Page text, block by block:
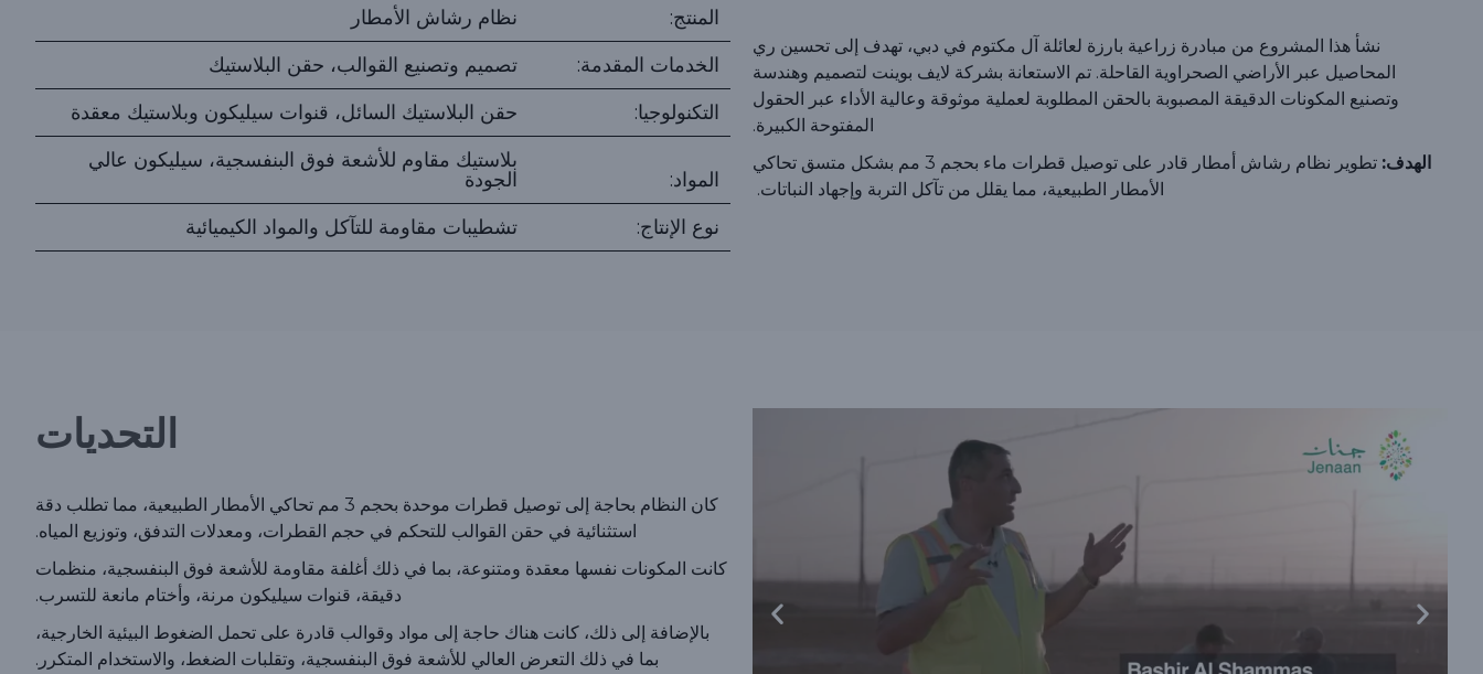
نشأ هذا المشروع من مبادرة زراعية بارزة لعائلة آل مكتوم في دبي، تهدف إلى تحسين ري
المحاصيل عبر الأراضي الصحراوية القاحلة. تم الاستعانة بشركة لايف بوينت لتصميم وهندسة
وتصنيع المكونات الدقيقة المصبوبة بالحقن المطلوبة لعملية موثوقة وعالية الأداء عبر الحقول
المفتوحة الكبيرة.
الهدف:
تطوير نظام رشاش أمطار قادر على توصيل قطرات ماء بحجم 3 مم بشكل متسق تحاكي
الأمطار الطبيعية، مما يقلل من تآكل التربة وإجهاد النباتات.
المنتج:
نظام رشاش الأمطار
الخدمات المقدمة:
تصميم وتصنيع القوالب، حقن البلاستيك
التكنولوجيا:
حقن البلاستيك السائل، قنوات سيليكون وبلاستيك معقدة
المواد:
بلاستيك مقاوم للأشعة فوق البنفسجية، سيليكون عالي
الجودة
نوع الإنتاج:
تشطيبات مقاومة للتآكل والمواد الكيميائية
التحديات
كان النظام بحاجة إلى توصيل قطرات موحدة بحجم 3 مم تحاكي الأمطار الطبيعية، مما تطلب دقة
استثنائية في حقن القوالب للتحكم في حجم القطرات، ومعدلات التدفق، وتوزيع المياه.
كانت المكونات نفسها معقدة ومتنوعة، بما في ذلك أغلفة مقاومة للأشعة فوق البنفسجية، منظمات
دقيقة، قنوات سيليكون مرنة، وأختام مانعة للتسرب.
بالإضافة إلى ذلك، كانت هناك حاجة إلى مواد وقوالب قادرة على تحمل الضغوط البيئية الخارجية،
بما في ذلك التعرض العالي للأشعة فوق البنفسجية، وتقلبات الضغط، والاستخدام المتكرر.